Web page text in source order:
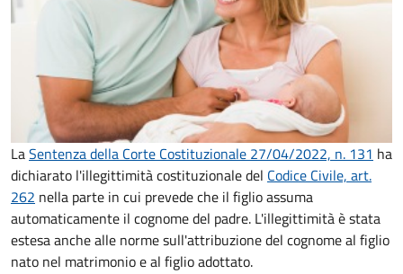
LaSentenza della Corte Costituzionale 27/04/2022, n. 131 ha
dichiarato l'illegittimità costituzionale del Codice Civile, art.
262 nella parte in cui prevede che il figlio assuma
automaticamente il cognome del padre. L'illegittimità è stata
estesa anche alle norme sull'attribuzione del cognome al figlio
nato nel matrimonio e al figlio adottato.